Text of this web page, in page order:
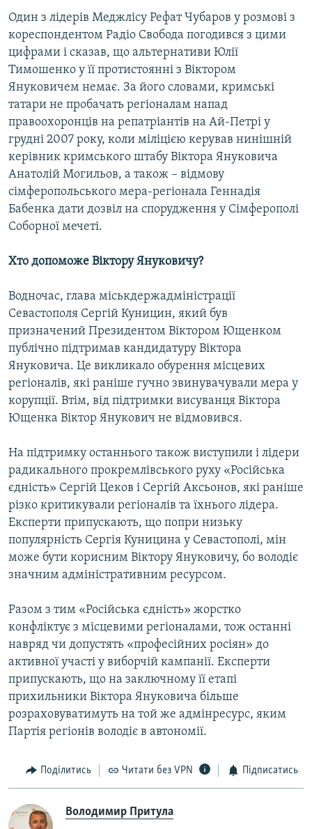
Один з лідерів Меджлісу Рефат Чубаров у розмові з
кореспондентом Радіо Свобода погодився з цими
цифрами і сказав, що альтернативи Юлії
Тимошенко у її протистоянні з Віктором
Януковичем немає. За його словами, кримські
татари не пробачать регіоналам напад
правоохоронців на репатріантів на Ай-Петрі у
грудні 2007 року, коли міліцією керував нинішній
керівник кримського штабу Віктора Януковича
Анатолій Могильов, а також – відмову
сімферопольського мера-регіонала Геннадія
Бабенка дати дозвіл на спорудження у Сімферополі
Соборної мечеті.
Хто допоможе Віктору Януковичу?
Водночас, глава міськдержадміністрації
Севастополя Сергій Куницин, який був
призначений Президентом Віктором Ющенком
публічно підтримав кандидатуру Віктора
Януковича. Це викликало обурення місцевих
регіоналів, які раніше гучно звинувачували мера у
корупції. Втім, від підтримки висуванця Віктора
Ющенка Віктор Янукович не відмовився.
На підтримку останнього також виступили і лідери
радикального прокремлівського руху «Російська
єдність» Сергій Цеков і Сергій Аксьонов, які раніше
різко критикували регіоналів та їхнього лідера.
Експерти припускають, що попри низьку
популярність Сергія Куницина у Севастополі, мін
може бути корисним Віктору Януковичу, бо володіє
значним адміністративним ресурсом.
Разом з тим «Російська єдність» жорстко
конфліктує з місцевими регіоналами, тож останні
навряд чи допустять «професійних росіян» до
активної участі у виборчій кампанії. Експерти
припускають, що на заключному її етапі
прихильники Віктора Януковича більше
розраховуватимуть на той же адмінресурс, яким
Партія регіонів володіє в автономії.
Поділитись Читати без VPN Підписатись
Володимир Притула